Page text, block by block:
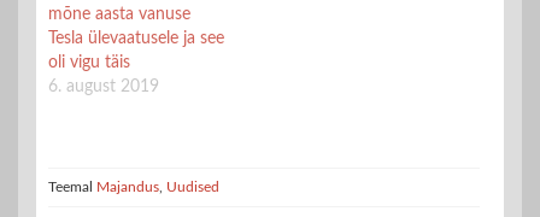
mõne aasta vanuse
Tesla ülevaatusele ja see
oli vigu täis
6. august 2019
Teemal Majandus Uudised